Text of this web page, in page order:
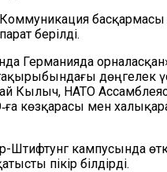
басқармасы
берілді.
Германияда
дөңгелек
Кылыч, НАТО
көзқарасы мен
Штифтунг кампусында
пікір білдірді.